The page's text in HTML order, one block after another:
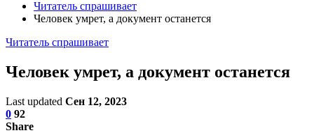
Читатель спрашивает
Человек умрет, а документ останется
Читатель спрашивает
Человек умрет, а документ останется
Last updated Сен 12, 2023
0 92
Share